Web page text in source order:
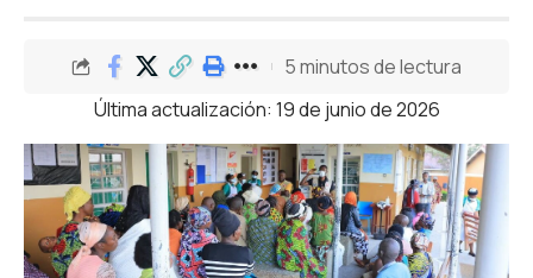
Última actualización: 19 de junio de 2026
5 minutos de lectura